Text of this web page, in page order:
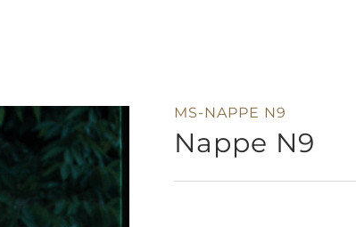
MS-NAPPE N9
Nappe N9